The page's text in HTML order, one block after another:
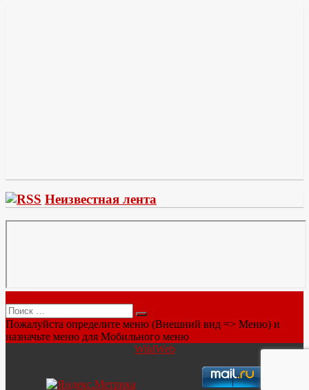
Неизвестная лента
Поиск:
Пожалуйста определите меню (Внешний вид => Меню) и
назначьте меню для Мобильного меню
WildWeb